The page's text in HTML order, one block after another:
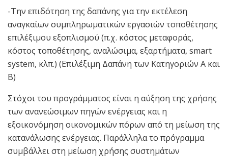
-Την επιδότηση της δαπάνης για την εκτέλεση
αναγκαίων συμπληρωματικών εργασιών τοποθέτησης
επιλέξιμου εξοπλισμού (π.χ. κόστος μεταφοράς,
κόστος τοποθέτησης, αναλώσιμα, εξαρτήματα, smart
system, κλπ.) (Επιλέξιμη Δαπάνη των Κατηγοριών Α και
Β)
Στόχοι του προγράμματος είναι η αύξηση της χρήσης
των ανανεώσιμων πηγών ενέργειας και η
εξοικονόμηση οικονομικών πόρων από τη μείωση της
κατανάλωσης ενέργειας. Παράλληλα το πρόγραμμα
συμβάλλει στη μείωση χρήσης συστημάτων